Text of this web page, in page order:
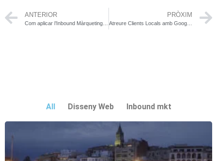
ANTERIOR PRÒXIM
Atreure Clients Locals amb Google My Business a la teva zona
All Disseny Web Inbound mkt